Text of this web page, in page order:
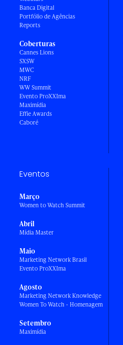
Banca Digital
Portfólio de Agências
Reports
Coberturas
Cannes Lions
SXSW
MWC
NRF
WW Summit
Evento ProXXIma
Maximídia
Effie Awards
Caboré
Eventos
Março
Women to Watch Summit
Abril
Mídia Master
Maio
Marketing Network Brasil
Evento ProXXIma
Agosto
Marketing Network Knowledge
Women To Watch - Homenagem
Setembro
Maximídia